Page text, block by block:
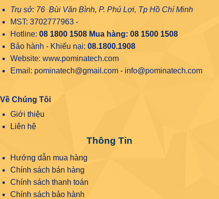
Trụ sở: 76 Bùi Văn Bình, P. Phú Lợi, Tp Hồ Chí Minh
MST: 3702777963 -
Hotline: 08 1800 1508Mua hàng: 08 1500 1508
Bảo hành - Khiếu nại: 08.1800.1908
Website: www.pominatech.com
Email: pominatech@gmail.com - info@pominatech.com
Về Chúng Tôi
Giới thiệu
Liên hệ
Thông Tin
Hướng dẫn mua hàng
Chính sách bán hàng
Chính sách thanh toán
Chính sách bảo hành